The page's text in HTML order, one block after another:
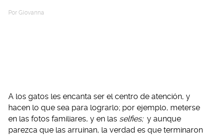
Por Giovanna
A los gatos les encanta ser el centro de atención, y
hacen lo que sea para lograrlo; por ejemplo, meterse
en las fotos familiares, y en las selfies; y aunque
parezca que las arruinan, la verdad es que terminaron